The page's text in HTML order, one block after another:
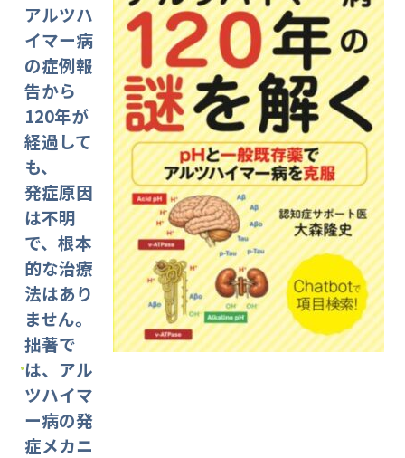
アルツハ
イマー病
の症例報
告から
120年が
経過して
も、
発症原因
は不明
で、根本
的な治療
法はあり
ません。
拙著で
は、アル
ツハイマ
ー病の発
症メカニ